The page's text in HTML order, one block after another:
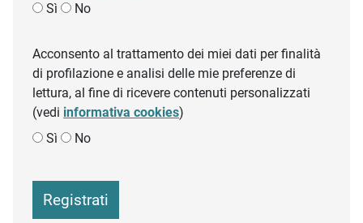
Sì
No
Acconsento al trattamento dei miei dati per finalità
di profilazione e analisi delle mie preferenze di
lettura, al fine di ricevere contenuti personalizzati
(vedi informativa cookies)
Sì
No
Registrati